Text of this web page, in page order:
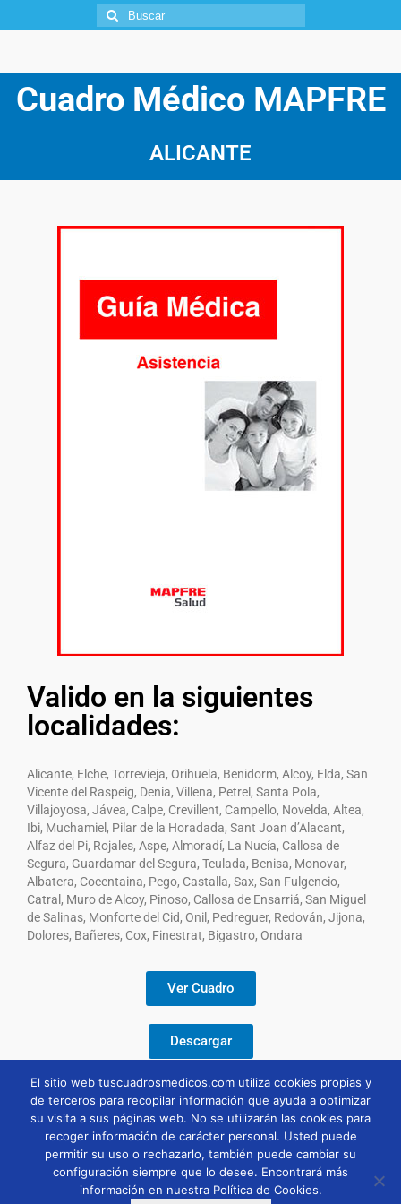
Cuadro Médico MAPFRE
ALICANTE
Valido en la siguientes
localidades:
Alicante, Elche, Torrevieja, Orihuela, Benidorm, Alcoy, Elda, San
Vicente del Raspeig, Denia, Villena, Petrel, Santa Pola,
Villajoyosa, Jávea, Calpe, Crevillent, Campello, Novelda, Altea,
Ibi, Muchamiel, Pilar de la Horadada, Sant Joan d’Alacant,
Alfaz del Pi, Rojales, Aspe, Almoradí, La Nucía, Callosa de
Segura, Guardamar del Segura, Teulada, Benisa, Monovar,
Albatera, Cocentaina, Pego, Castalla, Sax, San Fulgencio,
Catral, Muro de Alcoy, Pinoso, Callosa de Ensarriá, San Miguel
de Salinas, Monforte del Cid, Onil, Pedreguer, Redován, Jijona,
Dolores, Bañeres, Cox, Finestrat, Bigastro, Ondara
Ver Cuadro
Descargar
El sitio web tuscuadrosmedicos.com utiliza cookies propias y
de terceros para recopilar información que ayuda a optimizar
su visita a sus páginas web. No se utilizarán las cookies para
recoger información de carácter personal. Usted puede
permitir su uso o rechazarlo, también puede cambiar su
configuración siempre que lo desee. Encontrará más
información en nuestra Política de Cookies.